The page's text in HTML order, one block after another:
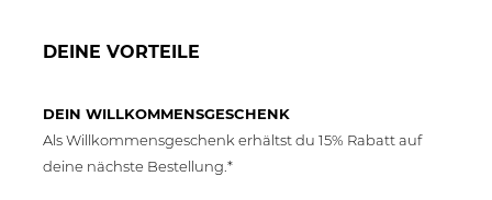
DEINE VORTEILE
DEIN WILLKOMMENSGESCHENK
Als Willkommensgeschenk erhältst du 15% Rabatt auf
deine nächste Bestellung.*